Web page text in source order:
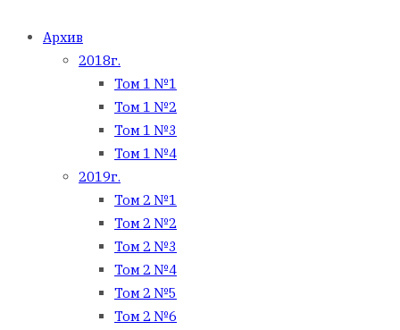
Архив
2018г.
Том 1 №1
Том 1 №2
Том 1 №3
Том 1 №4
2019г.
Том 2 №1
Том 2 №2
Том 2 №3
Том 2 №4
Том 2 №5
Том 2 №6